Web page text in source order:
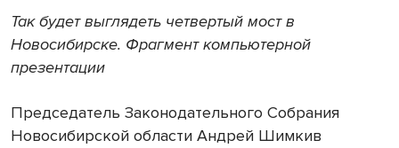
Так будет выглядеть четвертый мост в
Новосибирске. Фрагмент компьютерной
презентации
Председатель Законодательного Собрания
Новосибирской области Андрей Шимкив